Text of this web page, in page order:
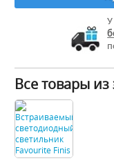
У
Все товары